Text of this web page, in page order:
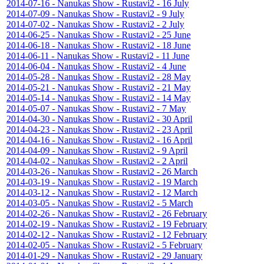
2014-07-16 - Nanukas Show - Rustavi2 - 16 July
2014-07-09 - Nanukas Show - Rustavi2 - 9 July
2014-07-02 - Nanukas Show - Rustavi2 - 2 July
2014-06-25 - Nanukas Show - Rustavi2 - 25 June
2014-06-18 - Nanukas Show - Rustavi2 - 18 June
2014-06-11 - Nanukas Show - Rustavi2 - 11 June
2014-06-04 - Nanukas Show - Rustavi2 - 4 June
2014-05-28 - Nanukas Show - Rustavi2 - 28 May
2014-05-21 - Nanukas Show - Rustavi2 - 21 May
2014-05-14 - Nanukas Show - Rustavi2 - 14 May
2014-05-07 - Nanukas Show - Rustavi2 - 7 May
2014-04-30 - Nanukas Show - Rustavi2 - 30 April
2014-04-23 - Nanukas Show - Rustavi2 - 23 April
2014-04-16 - Nanukas Show - Rustavi2 - 16 April
2014-04-09 - Nanukas Show - Rustavi2 - 9 April
2014-04-02 - Nanukas Show - Rustavi2 - 2 April
2014-03-26 - Nanukas Show - Rustavi2 - 26 March
2014-03-19 - Nanukas Show - Rustavi2 - 19 March
2014-03-12 - Nanukas Show - Rustavi2 - 12 March
2014-03-05 - Nanukas Show - Rustavi2 - 5 March
2014-02-26 - Nanukas Show - Rustavi2 - 26 February
2014-02-19 - Nanukas Show - Rustavi2 - 19 February
2014-02-12 - Nanukas Show - Rustavi2 - 12 February
2014-02-05 - Nanukas Show - Rustavi2 - 5 February
2014-01-29 - Nanukas Show - Rustavi2 - 29 January